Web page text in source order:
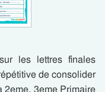
les lettres finales
de consolider
2eme, 3eme Primaire